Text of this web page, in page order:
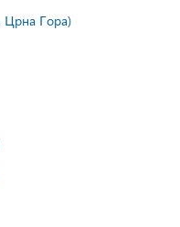
Црна Гора)